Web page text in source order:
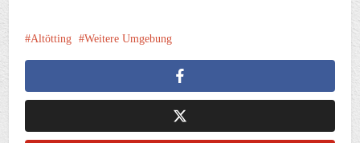
Altötting Weitere Umgebung